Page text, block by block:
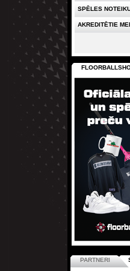
SPĒLES
AKREDITĒTIE
PARTNERI